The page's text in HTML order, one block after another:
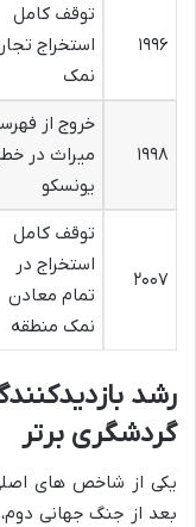
۱۹۹۶
توقف کامل
استخراج
نمک
۱۹۹۸
خروج از
میراث در
یونسکو
۲۰۰۷
توقف کامل
استخراج در
تمام معادن
نمک منطقه
رشد
گردشگری برتر
یکی از شاخص های
بعد از جنگ جهانی